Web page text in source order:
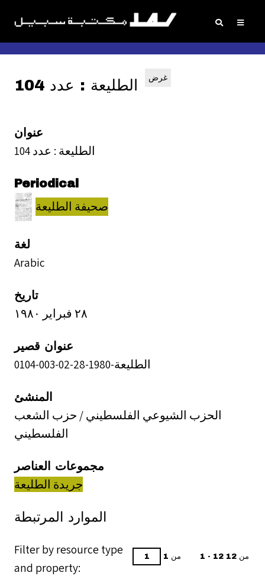
الطليعة : عدد 104 غرض
عنوان
الطليعة : عدد 104
Periodical
صحيفة الطليعة
لغة
Arabic
تاريخ
٢٨ فبراير ١٩٨٠
عنوان قصير
الطليعة-1980-28-02-003-0104
المنشئ
الحزب الشيوعي الفلسطيني / حزب الشعب
الفلسطيني
مجموعات العناصر
جريدة الطليعة
الموارد المرتبطة
Filter by resource type
and property:
من 1 1 - 12 من 12